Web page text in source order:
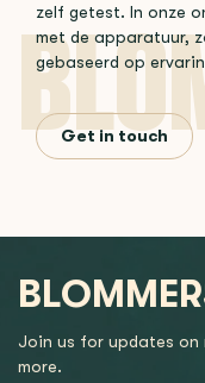
zelf getest. In onze
met de apparatuur,
gebaseerd op
Get in touch
Join us for updates on
more.